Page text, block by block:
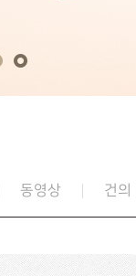
동영상 건의